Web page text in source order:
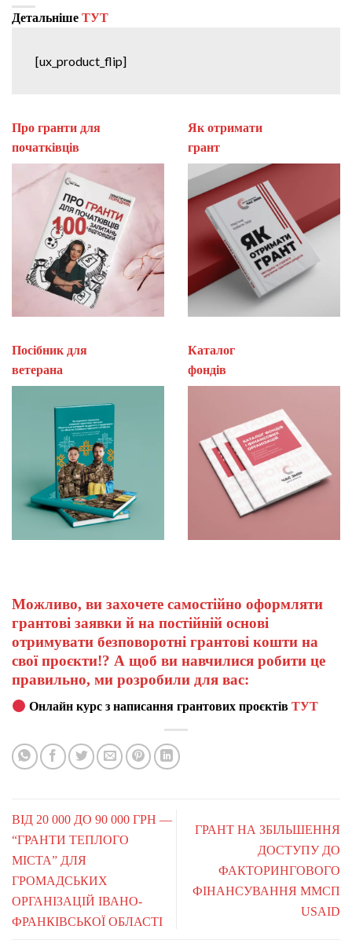
Детальніше ТУТ
[ux_product_flip]
Про гранти для
початківців
Як отримати
Посібник для
ветерана
Каталог
Можливо, ви захочете самостійно оформляти
грантові заявки й на постійній основі
отримувати безповоротні грантові кошти на
свої проєкти!? А щоб ви навчилися робити це
правильно, ми розробили для вас:
Онлайн курс з написання грантових проєктівТУТ
ВІД 20 000 ДО 90 000 ГРН —
“ГРАНТИ ТЕПЛОГО
МІСТА” ДЛЯ
ГРОМАДСЬКИХ
ОРГАНІЗАЦІЙ ІВАНО-
ФРАНКІВСЬКОЇ ОБЛАСТІ
ГРАНТ НА ЗБІЛЬШЕННЯ
ДОСТУПУ ДО
ФАКТОРИНГОВОГО
ФІНАНСУВАННЯ ММСП
USAID